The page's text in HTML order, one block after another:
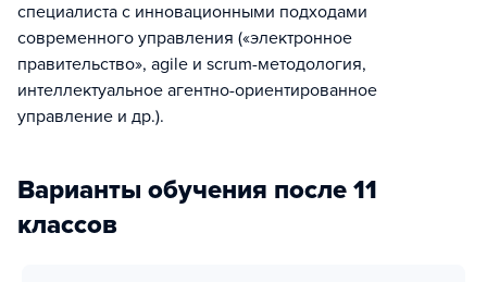
специалиста с инновационными подходами
современного управления («электронное
правительство», agile и scrum-методология,
интеллектуальное агентно-ориентированное
управление и др.).
Варианты обучения после 11
классов